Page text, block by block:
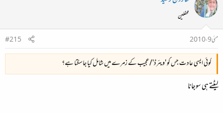
محفلین
مئی 9، 2010
#215
کوئی ایسی عادت جس کو 'ویئرڈ'/عجیب کے زمرے میں شامل کیا جاسکتا ہے؟
لیٹتے ہی سوجانا